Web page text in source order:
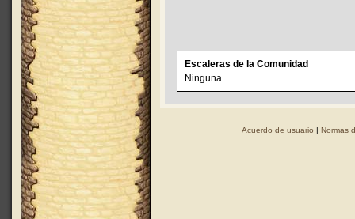
Escaleras de la Comunidad
Ninguna.
Acuerdo de usuario | Normas